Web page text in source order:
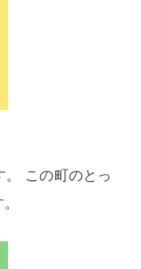
この町のとっ